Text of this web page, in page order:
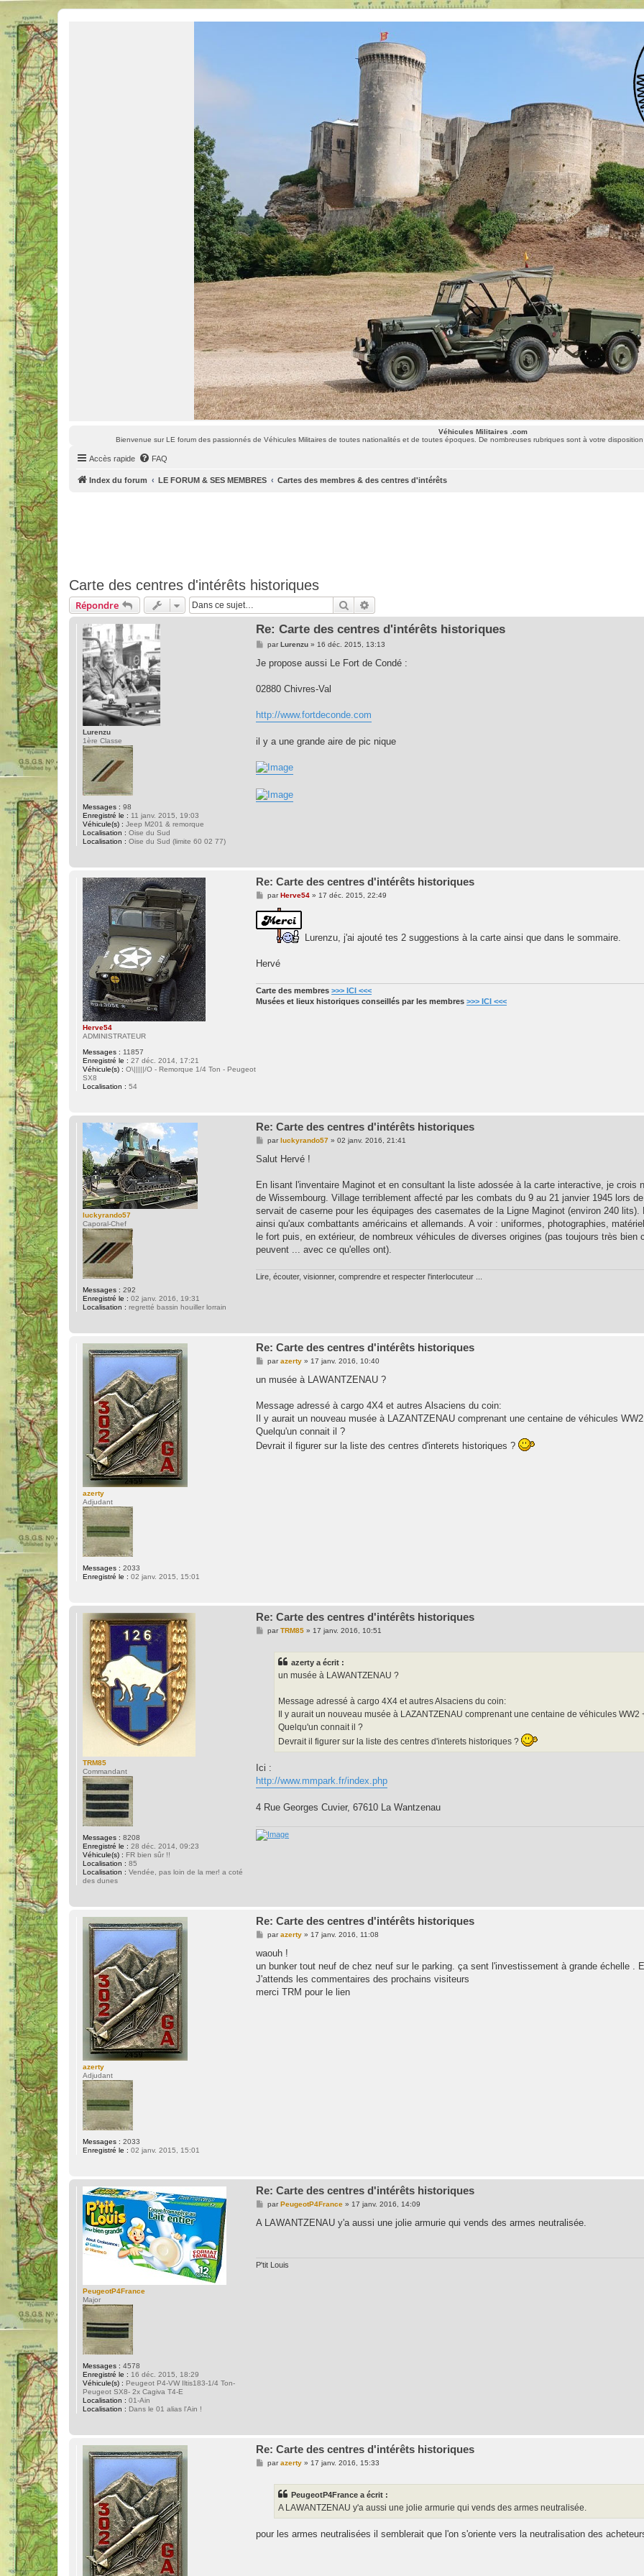
Bienvenue sur LE forum des passionnés de Véhicules Militaires de toutes nationalités et de toutes époques. De nombreuses rubriques sont à votre disposition pour
Véhicules Militaires .com
Bienvenue sur LE forum des passionnés de Véhicules Militaires de toutes nationalités et de toutes époques. De nombreuses rubriques sont à votre
Accès rapide FAQ
Index du forum LE FORUM & SES MEMBRES Cartes des membres & des centres d'intérêts
Carte des centres d'intérêts historiques
Répondre Rechercher
Lurenzu
1ère Classe
Messages : 98
Enregistré le : 11 janv. 2015, 19:03
Véhicule(s) : Jeep M201 & remorque
Localisation : Oise du Sud
Localisation : Oise du Sud (limite 60 02 77)
Re: Carte des centres d'intérêts historiques
M
s
g
parLurenzu» 16 déc. 2015, 13:13
Je propose aussi Le Fort de Condé :
02880 Chivres-Val
http://www.fortdeconde.com
il y a une grande aire de pic nique
Herve54
ADMINISTRATEUR
Messages : 11857
Enregistré le : 27 déc. 2014, 17:21
Véhicule(s) : O\|||||/O - Remorque 1/4 Ton - Peugeot
SX8
Localisation : 54
Re: Carte des centres d'intérêts historiques
M
s
s
a
parHerve54» 17 déc. 2015, 22:49
Lurenzu, j'ai ajouté tes 2 suggestions à la carte ainsi que dans le sommaire.
Hervé
Carte des membres>>> ICI <<<
Musées et lieux historiques conseillés par les membres>>> ICI <<<
luckyrando57
Caporal-Chef
Messages : 292
Enregistré le : 02 janv. 2016, 19:31
Localisation : regretté bassin houiller lorrain
Re: Carte des centres d'intérêts historiques
M
s
g
parluckyrando57» 02 janv. 2016, 21:41
Salut Hervé !
En lisant l'inventaire Maginot et en consultant la liste adossée à la carte interactive, je crois
de Wissembourg. Village terriblement affecté par les combats du 9 au 21 janvier 1945 lors
servait de caserne pour les équipages des casemates de la Ligne Maginot (environ 240
ainsi qu'aux combattants américains et allemands. A voir : uniformes, photographies,
le fort puis, en extérieur, de nombreux véhicules de diverses origines (pas toujours très
peuvent ... avec ce qu'elles ont).
Lire, écouter, visionner, comprendre et respecter l'interlocuteur ...
azerty
Adjudant
Messages : 2033
Enregistré le : 02 janv. 2015, 15:01
Re: Carte des centres d'intérêts historiques
M
s
g
parazerty» 17 janv. 2016, 10:40
un musée à LAWANTZENAU ?
Message adressé à cargo 4X4 et autres Alsaciens du coin:
Il y aurait un nouveau musée à LAZANTZENAU comprenant une centaine de véhicules
Quelqu'un connait il ?
Devrait il figurer sur la liste des centres d'interets historiques ?
TRM85
Commandant
Messages : 8208
Enregistré le : 28 déc. 2014, 09:23
Véhicule(s) : FR bien sûr !!
Localisation : 85
Localisation : Vendée, pas loin de la mer! a coté
des dunes
Re: Carte des centres d'intérêts historiques
MparTRM85» 17 janv. 2016, 10:51
azerty a écrit :
un musée à LAWANTZENAU ?
Message adressé à cargo 4X4 et autres Alsaciens du coin:
Il y aurait un nouveau musée à LAZANTZENAU comprenant une centaine de véhicules WW2
Quelqu'un connait il ?
Devrait il figurer sur la liste des centres d'interets historiques ?
Ici :
http://www.mmpark.fr/index.php
4 Rue Georges Cuvier, 67610 La Wantzenau
azerty
Adjudant
Messages : 2033
Enregistré le : 02 janv. 2015, 15:01
Re: Carte des centres d'intérêts historiques
M
s
a
g
parazerty» 17 janv. 2016, 11:08
waouh !
un bunker tout neuf de chez neuf sur le parking. ça sent l'investissement à grande échelle .
J'attends les commentaires des prochains visiteurs
merci TRM pour le lien
PeugeotP4France
Major
Messages : 4578
Enregistré le : 16 déc. 2015, 18:29
Véhicule(s) : Peugeot P4-VW Iltis183-1/4 Ton-
Peugeot SX8- 2x Cagiva T4-E
Localisation : 01-Ain
Localisation : Dans le 01 alias l'Ain !
Re: Carte des centres d'intérêts historiques
M
s
parPeugeotP4France» 17 janv. 2016, 14:09
A LAWANTZENAU y'a aussi une jolie armurie qui vends des armes neutralisée.
P'tit Louis
Re: Carte des centres d'intérêts historiques
Mparazerty» 17 janv. 2016, 15:33
PeugeotP4France a écrit :
A LAWANTZENAU y'a aussi une jolie armurie qui vends des armes neutralisée.
pour les armes neutralisées il semblerait que l'on s'oriente vers la neutralisation des